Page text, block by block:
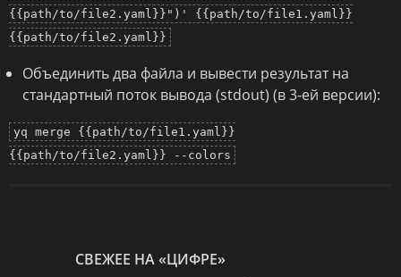
{{path/to/file2.yaml}}")' {{path/to/file1.yaml}}
{{path/to/file2.yaml}}
Объединить два файла и вывести результат на
стандартный поток вывода (stdout) (в 3-ей версии):
yq merge {{path/to/file1.yaml}}
{{path/to/file2.yaml}} --colors
СВЕЖЕЕ НА «ЦИФРЕ»